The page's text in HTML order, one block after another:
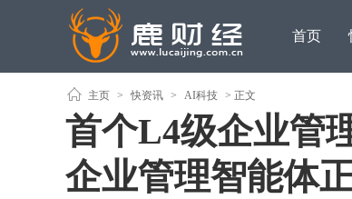
首页
主页 > 快资讯 > AI科技 > 正文
首个L4级企业管
企业管理智能体